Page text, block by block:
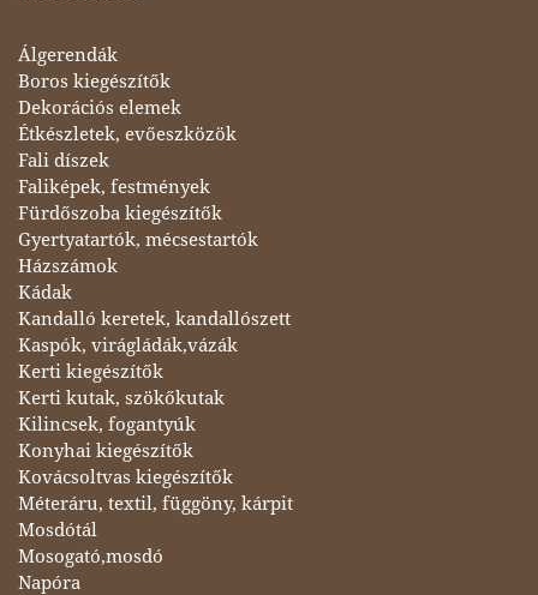
Álgerendák
Boros kiegészítők
Dekorációs elemek
Étkészletek, evőeszközök
Fali díszek
Faliképek, festmények
Fürdőszoba kiegészítők
Gyertyatartók, mécsestartók
Házszámok
Kádak
Kandalló keretek, kandallószett
Kaspók, virágládák,vázák
Kerti kiegészítők
Kerti kutak, szökőkutak
Kilincsek, fogantyúk
Konyhai kiegészítők
Kovácsoltvas kiegészítők
Méteráru, textil, függöny, kárpit
Mosdótál
Mosogató,mosdó
Napóra